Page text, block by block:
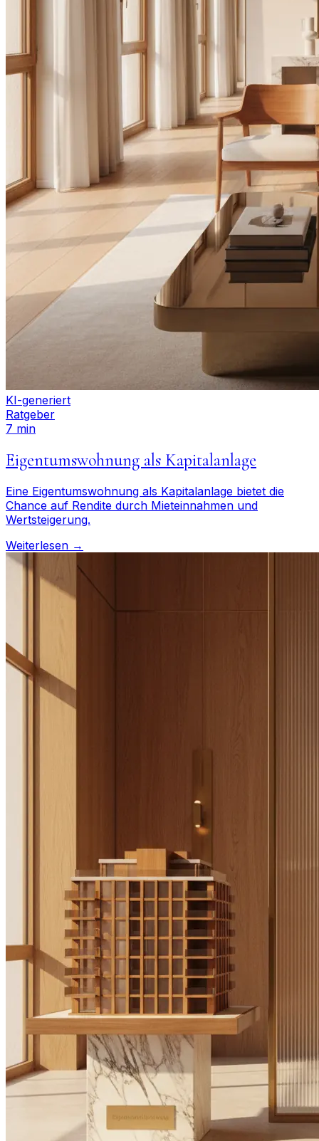
KI-generiert
Ratgeber
7 min
Eigentumswohnung als Kapitalanlage
Eine Eigentumswohnung als Kapitalanlage bietet die
Chance auf Rendite durch Mieteinnahmen und
Wertsteigerung.
Weiterlesen →